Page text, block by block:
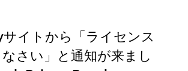
イトから「ライセンス
さい」と通知が来まし